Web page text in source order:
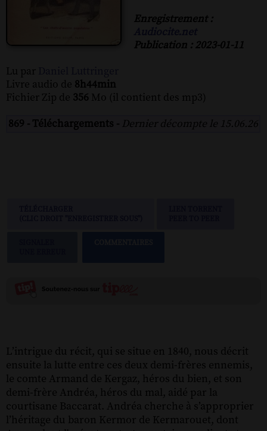
Enregistrement :
Publication : 2023-01-11
Lu par
Livre audio de 8h44min
Fichier Zip de 356 Mo (il contient des mp3)
869 - Téléchargements - Dernier décompte le 15.06.26
L’intrigue du récit, qui se situe en 1840, nous décrit
ensuite la lutte entre ces deux demi-frères ennemis,
le comte Armand de Kergaz, héros du bien, et son
demi-frère Andréa, héros du mal, aidé par la
courtisane Baccarat. Andréa cherche à s’approprier
l’héritage du baron Kermor de Kermarouet, dont